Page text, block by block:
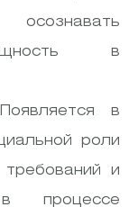
в
в
роли
и
процессе